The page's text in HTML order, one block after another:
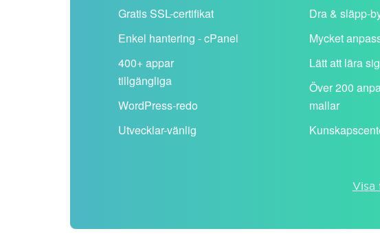
Gratis SSL-certifikat
Enkel hantering - cPanel
400+ appar
tillgängliga
WordPress-redo
Utvecklar-vänlig
Dra & släpp-
Mycket
Lätt att lära sig
Över 200
mallar
Visa